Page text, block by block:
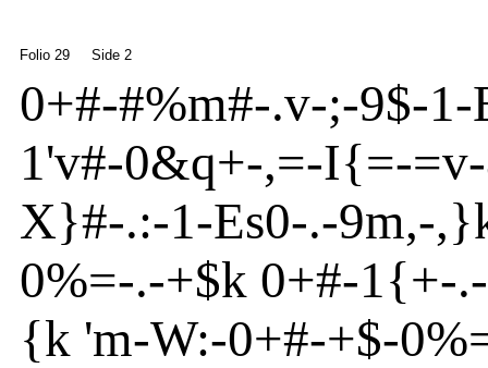
Folio 29 Side 2
0+#-#%m#-.v-;-9$-1-
1'v#-0&q+-,=-I{=-=v-
X}#-.:-1-Es0-.-9m,-,}
0%=-.-+$k 0+#-1{+-.-
{k 'm-W:-0+#-+$-